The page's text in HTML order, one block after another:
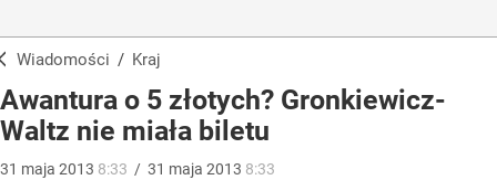
Wiadomości / Kraj
Awantura o 5 złotych? Gronkiewicz-
Waltz nie miała biletu
31 maja 2013 8:33 / 31 maja 2013 8:33